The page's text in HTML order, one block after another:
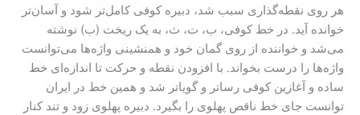
هر روی نقطه‌گذاری سبب شد، دبیره کوفی کامل‌تر شود و آسان‌تر
خوانده آید. در خط کوفی، ب، ت، ث، به یک ریخت (ب) نوشته
می‌شد و خواننده از روی گمان خود و همنشینی واژه‌ها می‌توانست
واژه‌ها را درست بخواند. با افزودن نقطه و حرکت تا اندازه‌ای خط
ساده و آغازین کوفی رسا‌تر و گویاتر شد و همین خط در ایران
توانست جای خط ناقص پهلوی را بگیرد. دبیره پهلوی زود و تند کنار